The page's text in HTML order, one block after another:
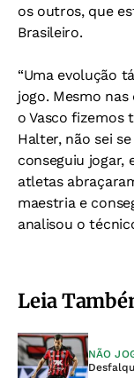
os outros, que
Brasileiro.
“Uma evolução
jogo. Mesmo
o Vasco fizemos
Halter, não sei
conseguiu jogar,
atletas
maestria e
analisou o
Leia
NÃO